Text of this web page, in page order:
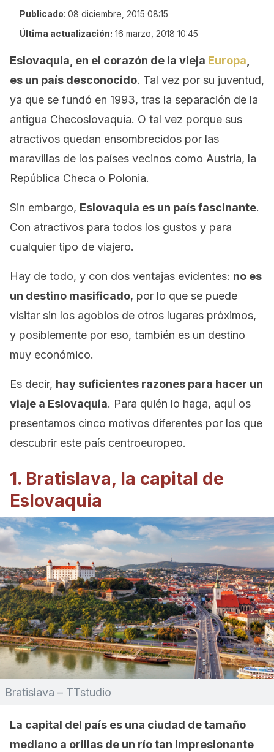
Publicado: 08 diciembre, 2015 08:15
Última actualización: 16 marzo, 2018 10:45
Eslovaquia, en el corazón de la vieja Europa
es un país desconocido. Tal vez por su juventud,
ya que se fundó en 1993, tras la separación de la
antigua Checoslovaquia. O tal vez porque sus
atractivos quedan ensombrecidos por las
maravillas de los países vecinos como Austria, la
República Checa o Polonia.
Sin embargo, Eslovaquia es un país fascinante.
Con atractivos para todos los gustos y para
cualquier tipo de viajero.
Hay de todo, y con dos ventajas evidentes: no es
un destino masificado, por lo que se puede
visitar sin los agobios de otros lugares próximos,
y posiblemente por eso, también es un destino
muy económico.
Es decir, hay suficientes razones para hacer un
viaje a Eslovaquia. Para quién lo haga, aquí os
presentamos cinco motivos diferentes por los que
descubrir este país centroeuropeo.
1. Bratislava, la capital de
Eslovaquia
Bratislava – TTstudio
La capital del país es una ciudad de tamaño
mediano a orillas de un río tan impresionante